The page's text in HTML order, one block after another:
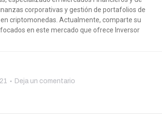
corporativas y gestión de portafolios de
criptomonedas. Actualmente, comparte su
en este mercado que ofrece Inversor
Deja un comentario